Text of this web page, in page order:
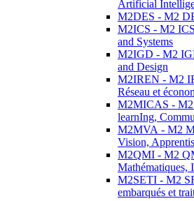
Artificial
M2DES - M2
M2ICS - M2
and Systems
M2IGD - M2
and Design
M2IREN - M2
Réseau et
M2MICAS -
learnIng,
M2MVA - M2
Vision,
M2QMI - M2
Mathématiques,
M2SETI - M2
embarqués et